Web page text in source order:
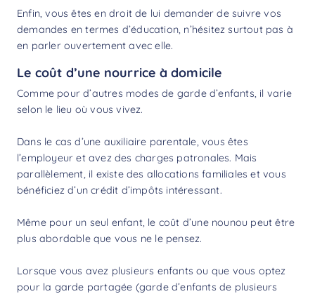
Enfin, vous êtes en droit de lui demander de suivre vos
demandes en termes d’éducation, n’hésitez surtout pas à
en parler ouvertement avec elle.
Le coût d’une nourrice à domicile
Comme pour d’autres modes de garde d’enfants, il varie
selon le lieu où vous vivez.
Dans le cas d’une auxiliaire parentale, vous êtes
l’employeur et avez des charges patronales. Mais
parallèlement, il existe des allocations familiales et vous
bénéficiez d’uncrédit d’impôts intéressant.
Même pour un seul enfant, le coût d’une nounou peut être
plus abordable que vous ne le pensez.
Lorsque vous avez plusieurs enfants ou que vous optez
pour la garde partagée (garde d’enfants de plusieurs